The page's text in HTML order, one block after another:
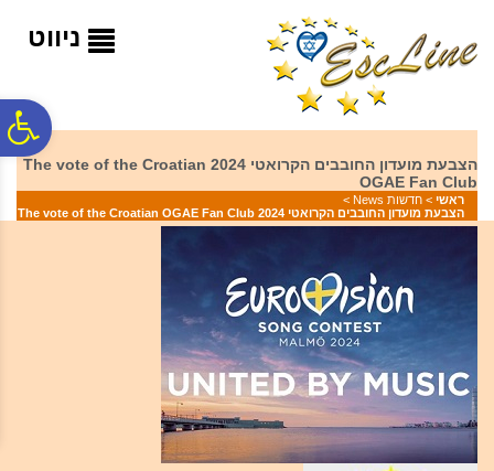
המרכזי
ניווט
הצבעת מועדון החובבים הקרואטי 2024 The vote of the Croatian
OGAE Fan Club
ראשי > חדשות News
>
הצבעת מועדון החובבים הקרואטי 2024 The vote of the Croatian OGAE Fan Club